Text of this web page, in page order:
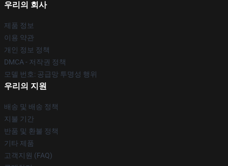
우리의 회사
제품 정보
이용 약관
개인 정보 정책
DMCA - 저작권 정책
모델 번호: 공급망 투명성 행위
우리의 지원
배송 및 배송 정책
지불 기간
반품 및 환불 정책
기타 제품
고객지원 (FAQ)